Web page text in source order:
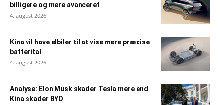
billigere og mere avanceret
4. august 2026
Kina vil have elbiler til at vise mere præcise
batterital
4. august 2026
Analyse: Elon Musk skader Tesla mere end
Kina skader BYD